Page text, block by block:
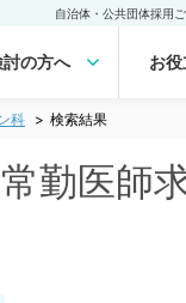
自治体・公共団体採用
の方へ お
科 検索結果
勤医師